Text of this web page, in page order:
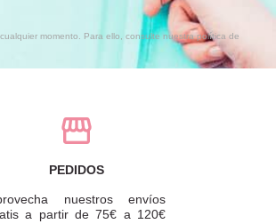
momento. Para ello, consulte nuestra política de
PEDIDOS
nuestros envíos
a partir de 75€ a 120€